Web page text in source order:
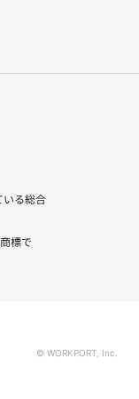
いる総合
標で
© WORKPORT, Inc.